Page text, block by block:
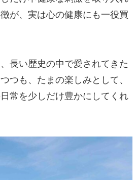
が、実は心の健康にも一役買
長い歴史の中で愛されてきた
つも、たまの楽しみとして、
常を少しだけ豊かにしてくれ